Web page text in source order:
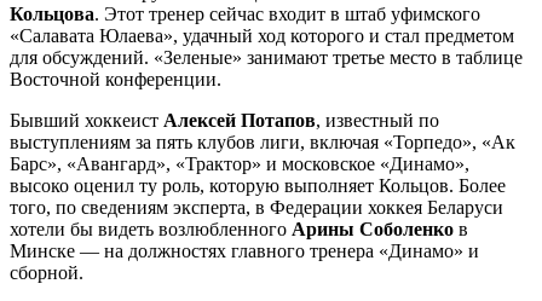
Кольцова. Этот тренер сейчас входит в штаб уфимского
«Салавата Юлаева», удачный ход которого и стал предметом
для обсуждений. «Зеленые» занимают третье место в таблице
Восточной конференции.
Бывший хоккеист Алексей Потапов, известный по
выступлениям за пять клубов лиги, включая «Торпедо», «Ак
Барс», «Авангард», «Трактор» и московское «Динамо»,
высоко оценил ту роль, которую выполняет Кольцов. Более
того, по сведениям эксперта, в Федерации хоккея Беларуси
хотели бы видеть возлюбленного Арины Соболенко в
Минске — на должностях главного тренера «Динамо» и
сборной.